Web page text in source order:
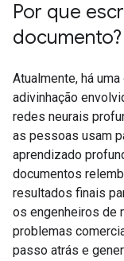
Por que
documento?
Atualmente, há
adivinhação
redes neurais
as pessoas usam
aprendizado
documentos
resultados finais
os engenheiros de
problemas
passo atrás e